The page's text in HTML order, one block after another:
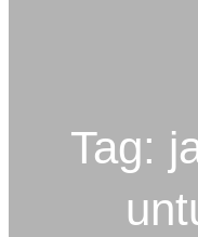
Tag: